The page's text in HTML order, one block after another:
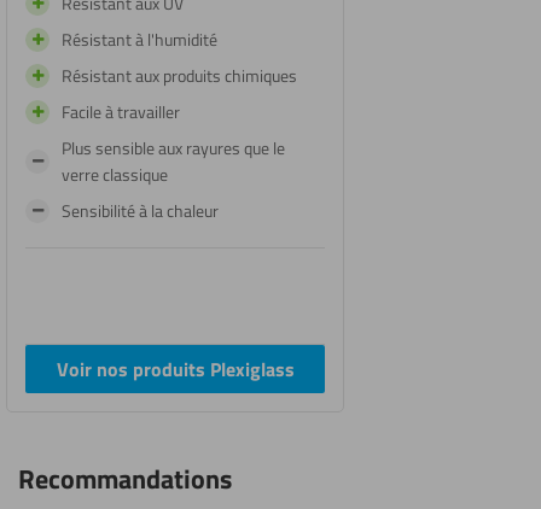
Résistant à l'humidité
Résistant aux produits chimiques
Facile à travailler
Plus sensible aux rayures que le
verre classique
Sensibilité à la chaleur
Voir nos produits Plexiglass
Recommandations